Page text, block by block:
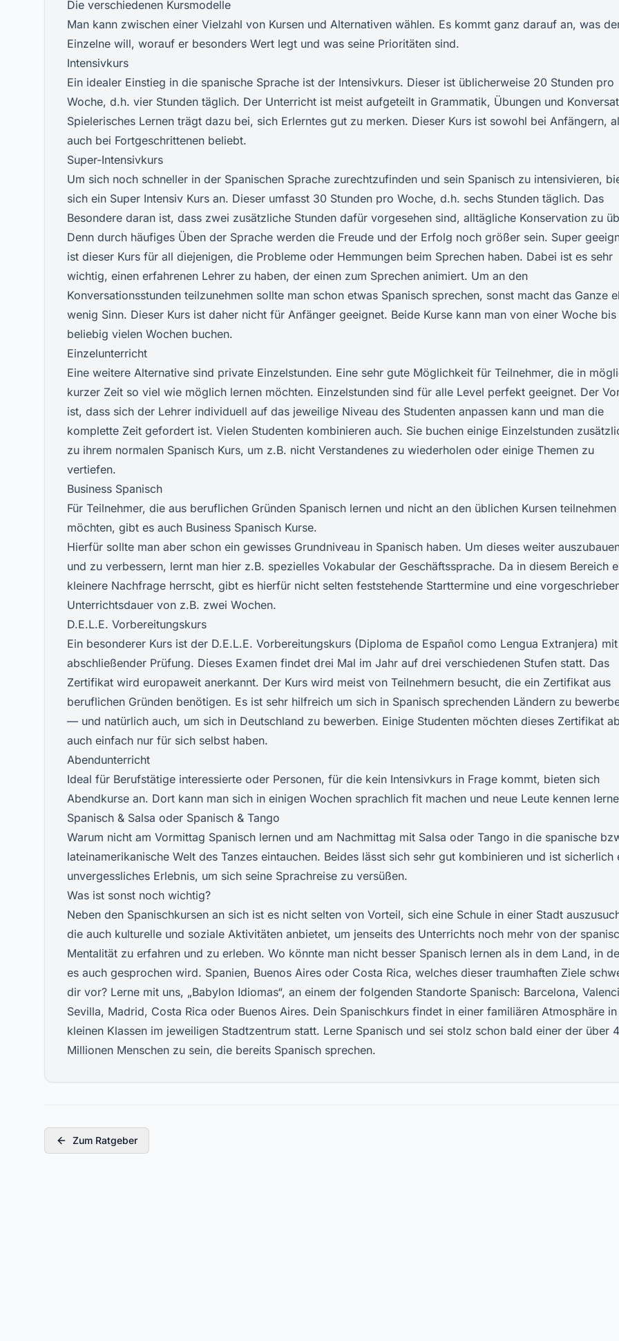
Die verschiedenen Kursmodelle
Man kann zwischen einer Vielzahl von Kursen und Alternativen wählen. Es kommt ganz darauf an, was
Einzelne will, worauf er besonders Wert legt und was seine Prioritäten sind.
Intensivkurs
Ein idealer Einstieg in die spanische Sprache ist der Intensivkurs. Dieser ist üblicherweise 20 Stunden pro
Woche, d.h. vier Stunden täglich. Der Unterricht ist meist aufgeteilt in Grammatik, Übungen und
Spielerisches Lernen trägt dazu bei, sich Erlerntes gut zu merken. Dieser Kurs ist sowohl bei Anfängern,
auch bei Fortgeschrittenen beliebt.
Super-Intensivkurs
Um sich noch schneller in der Spanischen Sprache zurechtzufinden und sein Spanisch zu intensivieren,
sich ein Super Intensiv Kurs an. Dieser umfasst 30 Stunden pro Woche, d.h. sechs Stunden täglich. Das
Besondere daran ist, dass zwei zusätzliche Stunden dafür vorgesehen sind, alltägliche Konservation zu
Denn durch häufiges Üben der Sprache werden die Freude und der Erfolg noch größer sein. Super
ist dieser Kurs für all diejenigen, die Probleme oder Hemmungen beim Sprechen haben. Dabei ist es sehr
wichtig, einen erfahrenen Lehrer zu haben, der einen zum Sprechen animiert. Um an den
Konversationsstunden teilzunehmen sollte man schon etwas Spanisch sprechen, sonst macht das Ganze
wenig Sinn. Dieser Kurs ist daher nicht für Anfänger geeignet. Beide Kurse kann man von einer Woche
beliebig vielen Wochen buchen.
Einzelunterricht
Eine weitere Alternative sind private Einzelstunden. Eine sehr gute Möglichkeit für Teilnehmer, die in
kurzer Zeit so viel wie möglich lernen möchten. Einzelstunden sind für alle Level perfekt geeignet. Der
ist, dass sich der Lehrer individuell auf das jeweilige Niveau des Studenten anpassen kann und man die
komplette Zeit gefordert ist. Vielen Studenten kombinieren auch. Sie buchen einige Einzelstunden
zu ihrem normalen Spanisch Kurs, um z.B. nicht Verstandenes zu wiederholen oder einige Themen zu
vertiefen.
Business Spanisch
Für Teilnehmer, die aus beruflichen Gründen Spanisch lernen und nicht an den üblichen Kursen teilnehmen
möchten, gibt es auch Business Spanisch Kurse.
Hierfür sollte man aber schon ein gewisses Grundniveau in Spanisch haben. Um dieses weiter
und zu verbessern, lernt man hier z.B. spezielles Vokabular der Geschäftssprache. Da in diesem Bereich
kleinere Nachfrage herrscht, gibt es hierfür nicht selten feststehende Starttermine und eine
Unterrichtsdauer von z.B. zwei Wochen.
D.E.L.E. Vorbereitungskurs
Ein besonderer Kurs ist der D.E.L.E. Vorbereitungskurs (Diploma de Español como Lengua Extranjera) mit
abschließender Prüfung. Dieses Examen findet drei Mal im Jahr auf drei verschiedenen Stufen statt. Das
Zertifikat wird europaweit anerkannt. Der Kurs wird meist von Teilnehmern besucht, die ein Zertifikat aus
beruflichen Gründen benötigen. Es ist sehr hilfreich um sich in Spanisch sprechenden Ländern zu
— und natürlich auch, um sich in Deutschland zu bewerben. Einige Studenten möchten dieses Zertifikat
auch einfach nur für sich selbst haben.
Abendunterricht
Ideal für Berufstätige interessierte oder Personen, für die kein Intensivkurs in Frage kommt, bieten sich
Abendkurse an. Dort kann man sich in einigen Wochen sprachlich fit machen und neue Leute kennen
Spanisch & Salsa oder Spanisch & Tango
Warum nicht am Vormittag Spanisch lernen und am Nachmittag mit Salsa oder Tango in die spanische
lateinamerikanische Welt des Tanzes eintauchen. Beides lässt sich sehr gut kombinieren und ist sicherlich
unvergessliches Erlebnis, um sich seine Sprachreise zu versüßen.
Was ist sonst noch wichtig?
Neben den Spanischkursen an sich ist es nicht selten von Vorteil, sich eine Schule in einer Stadt
die auch kulturelle und soziale Aktivitäten anbietet, um jenseits des Unterrichts noch mehr von der
Mentalität zu erfahren und zu erleben. Wo könnte man nicht besser Spanisch lernen als in dem Land, in
es auch gesprochen wird. Spanien, Buenos Aires oder Costa Rica, welches dieser traumhaften Ziele
dir vor? Lerne mit uns, „Babylon Idiomas“, an einem der folgenden Standorte Spanisch: Barcelona,
Sevilla, Madrid, Costa Rica oder Buenos Aires. Dein Spanischkurs findet in einer familiären Atmosphäre in
kleinen Klassen im jeweiligen Stadtzentrum statt. Lerne Spanisch und sei stolz schon bald einer der über
Millionen Menschen zu sein, die bereits Spanisch sprechen.
Zum Ratgeber